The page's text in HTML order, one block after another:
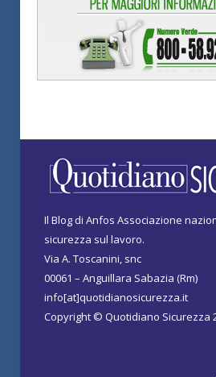
Il Blog di Anfos Associazione
sicurezza sul lavoro.
Via A. Toscanini, snc
00061 – Anguillara Sabazia (Rm)
info[at]quotidianosicurezza.it
Copyright © Quotidiano Sicurezza